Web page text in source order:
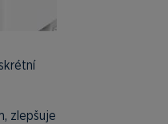
zlepšuje